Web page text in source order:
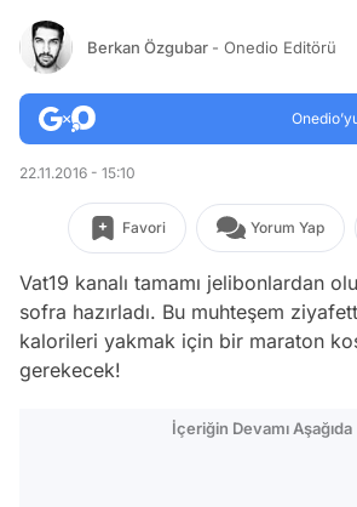
Berkan Özgubar - Onedio Editörü
22.11.2016 - 15:10
Favori Yorum Yap
Vat19 kanalı tamamı jelibonlardan
sofra hazırladı. Bu muhteşem
kalorileri yakmak için bir maraton
gerekecek!
İçeriğin Devamı Aşağıda